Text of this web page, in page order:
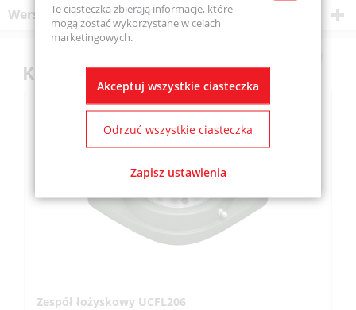
Wersje produktu
Klienci kupili również
Zespół łożyskowy UCFL206
Te ciasteczka zbierają informacje, które
mogą zostać wykorzystane w celach
marketingowych.
Akceptuj wszystkie ciasteczka
Odrzuć wszystkie ciasteczka
Zapisz ustawienia